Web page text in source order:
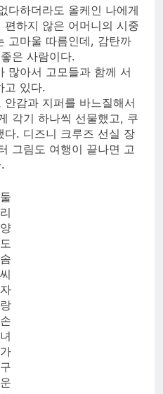
다하더라도 올케인 나에게
하지 않은 어머니의 시중
고마울 따름인데, 감탄까
은 사람이다.
많아서 고모들과 함께 서
고 있다.
감과 지퍼를 바느질해서
각기 하나씩 선물했고, 쿠
다. 디즈니 크루즈 선실 장
그림도 여행이 끝나면 고
둘
리
양
도
솜
씨
자
랑
손
녀
가
구
운